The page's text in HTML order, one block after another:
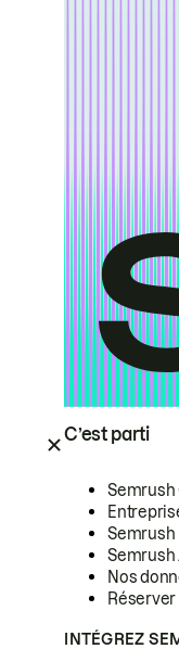
C’est parti
Semrush
Semrush
Semrush
Nos
INTÉGREZ